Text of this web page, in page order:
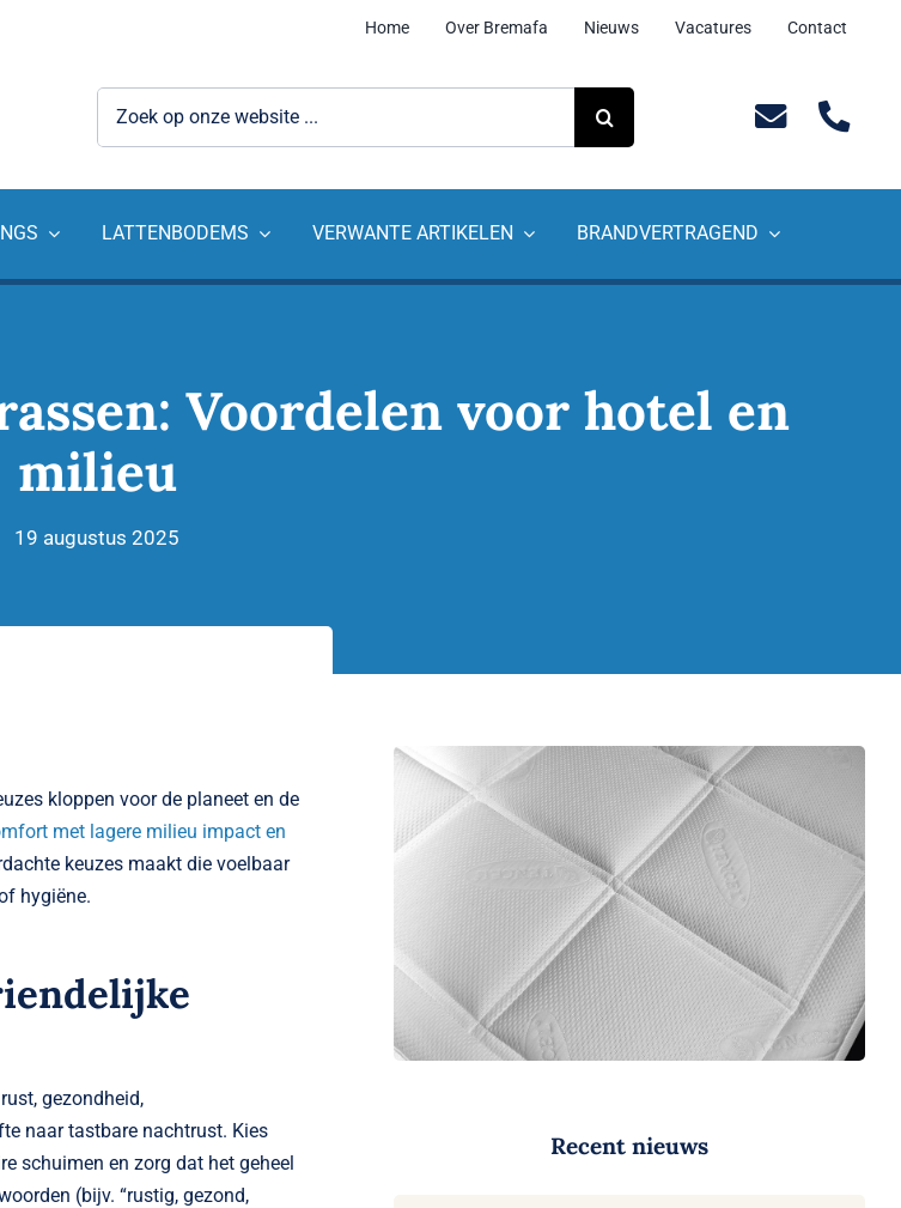
Home Over Bremafa Nieuws Vacatures Contact
LATTENBODEMS VERWANTE ARTIKELEN BRANDVERTRAGEND
Voordelen voor hotel en
milieu
19 augustus 2025
kloppen voor de planeet en de
met lagere milieu impact en
keuzes maakt die voelbaar
hygiëne.
gezondheid,
naar tastbare nachtrust. Kies
schuimen en zorg dat het geheel
(bijv. “rustig, gezond,
Recent nieuws